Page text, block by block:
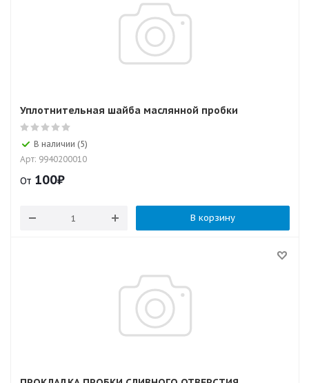
Уплотнительная шайба маслянной пробки
В наличии (5)
Арт: 9940200010
От 100₽
В корзину